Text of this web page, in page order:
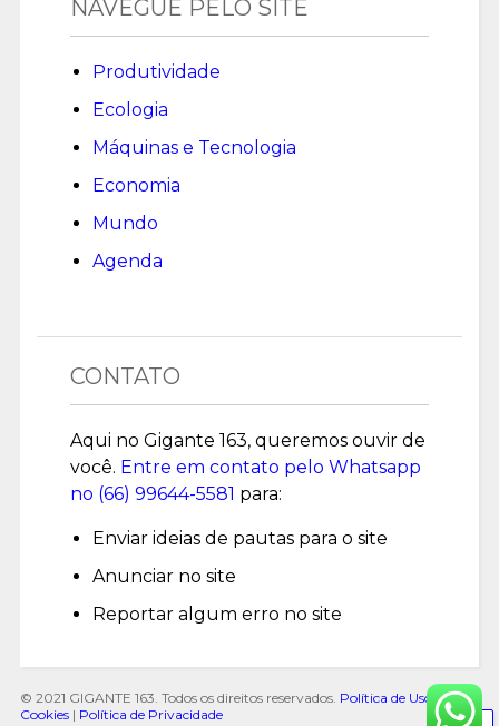
NAVEGUE PELO SITE
Produtividade
Ecologia
Máquinas e Tecnologia
Economia
Mundo
Agenda
CONTATO
Aqui no Gigante 163, queremos ouvir de
você. Entre em contato pelo Whatsapp
no (66) 99644-5581 para:
Enviar ideias de pautas para o site
Anunciar no site
Reportar algum erro no site
© 2021 GIGANTE 163. Todos os direitos reservados. Política de Uso de
Cookies| Política de Privacidade